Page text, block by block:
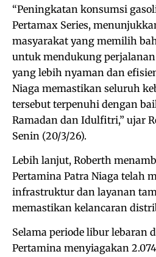
“Peningkatan konsumsi
Pertamax Series,
masyarakat yang memilih
untuk mendukung
yang lebih nyaman dan
Niaga memastikan seluruh
tersebut terpenuhi dengan
Ramadan dan Idulfitri,” ujar
Senin (20/3/26).
Lebih lanjut, Roberth
Pertamina Patra Niaga telah
infrastruktur dan layanan
memastikan kelancaran
Selama periode libur lebaran
Pertamina menyiagakan